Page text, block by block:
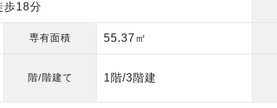
歩18分
専有面積 55.37㎡
階/階建て 1階/3階建